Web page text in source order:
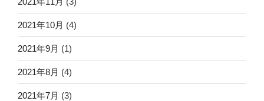
2021年10月 (4)
2021年9月 (1)
2021年8月 (4)
2021年7月 (3)